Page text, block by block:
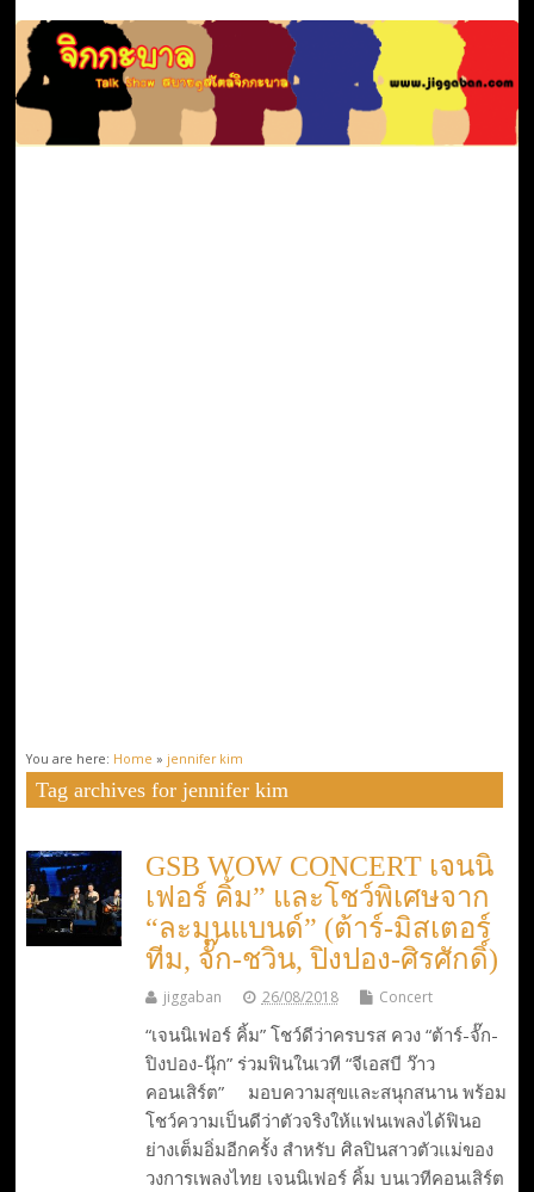
You are here: Home » jennifer kim
Tag archives for jennifer kim
GSB WOW CONCERT เจนนิ
เฟอร์ คิ้ม” และโชว์พิเศษจาก
“ละมุนแบนด์” (ต้าร์-มิสเตอร์
ทีม, จั๊ก-ชวิน, ปิงปอง-ศิรศักดิ์)
jiggaban 26/08/2018 Concert
“เจนนิเฟอร์ คิ้ม” โชว์ดีว่าครบรส ควง “ต้าร์-จั๊ก-
ปิงปอง-นุ๊ก” ร่วมฟินในเวที “จีเอสบี ว๊าว
คอนเสิร์ต” ​มอบความสุขและสนุกสนาน พร้อม
โชว์ความเป็นดีว่าตัวจริงให้แฟนเพลงได้ฟินอ
ย่างเต็มอิ่มอีกครั้ง สำหรับ ศิลปินสาวตัวแม่ของ
วงการเพลงไทย เจนนิเฟอร์ คิ้ม บนเวทีคอนเสิร์ต